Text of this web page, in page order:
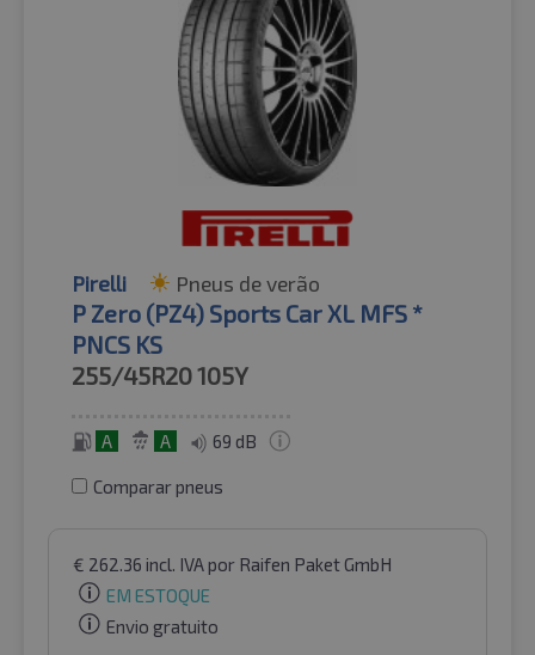
Pirelli Pneus de verão
P Zero (PZ4) Sports Car XL MFS *
PNCS KS
255/45R20105Y
A A 69 dB
Comparar pneus
€ 262.36 incl. IVApor Raifen Paket GmbH
EM ESTOQUE
Envio gratuito